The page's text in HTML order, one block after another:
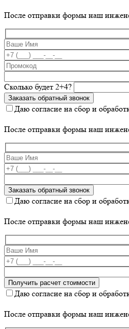
После отправки формы наш
Сколько будет 2+4?
Даю согласие на сбор и
После отправки формы наш
Даю согласие на сбор и
После отправки формы наш
Даю согласие на сбор и
После отправки формы наш